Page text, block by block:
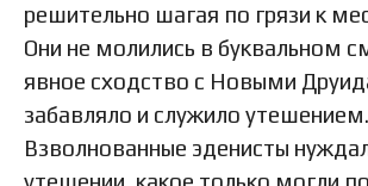
решительно шагая по грязи к
Они не молились в буквальном
явное сходство с Новыми
забавляло и служило утешением.
Взволнованные эденисты